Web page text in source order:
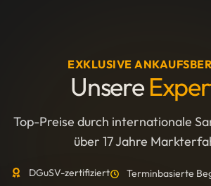
EXKLUSIVE
Unsere
Top-Preise durch internationale
über 17 Jahre
DGuSV-zertifiziert Terminbasierte